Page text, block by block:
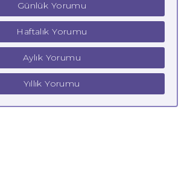
Günlük Yorumu
Haftalık Yorumu
Aylık Yorumu
Yıllık Yorumu